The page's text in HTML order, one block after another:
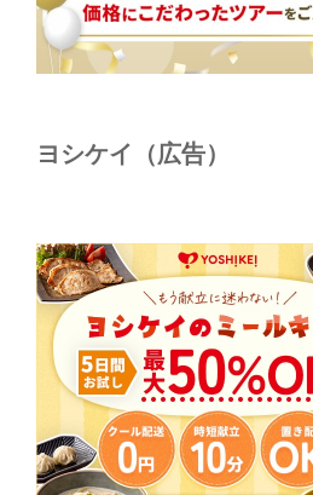
ヨシケイ（広告）